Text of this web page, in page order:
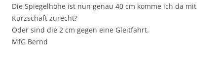
Die Spiegelhöhe ist nun genau 40 cm komme ich da mit
Kurzschaft zurecht?
Oder sind die 2 cm gegen eine Gleitfahrt.
MfG Bernd